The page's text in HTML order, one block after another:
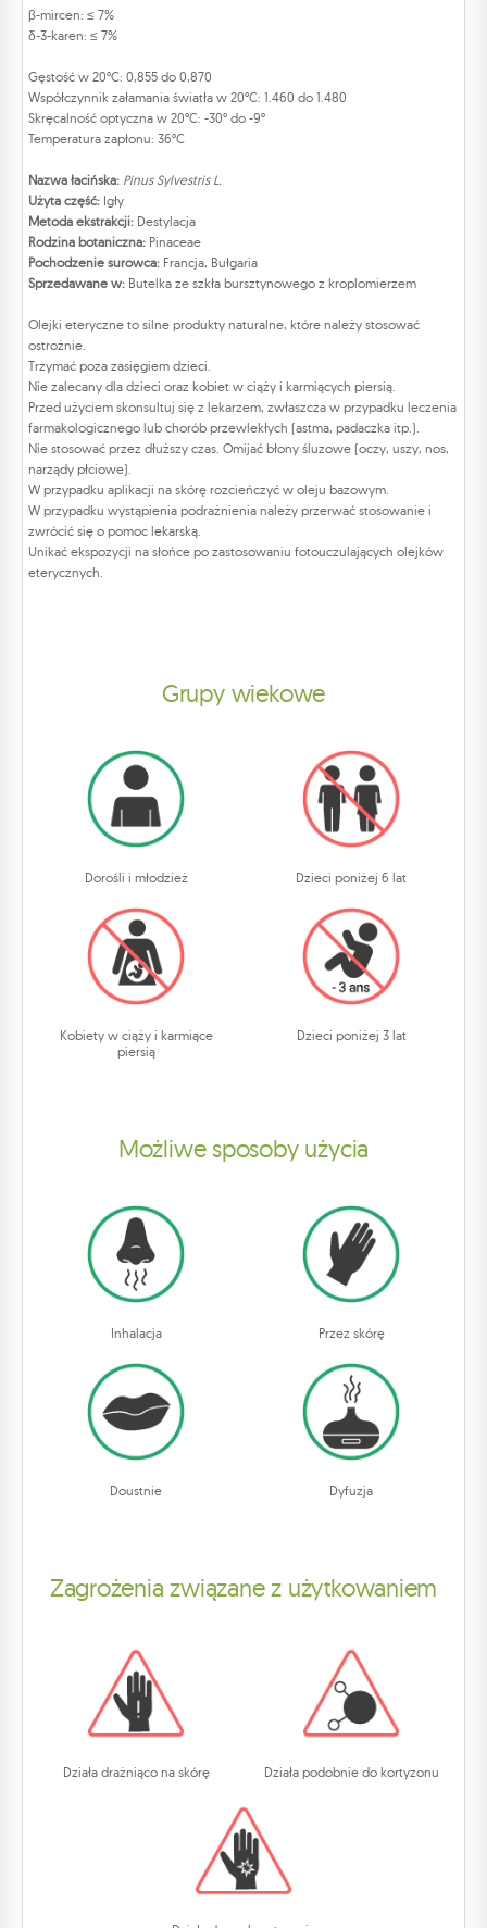
β-mircen: ≤ 7%
δ-3-karen: ≤ 7%
Gęstość w 20°C: 0,855 do 0,870
Współczynnik załamania światła w 20°C: 1.460 do 1.480
Skręcalność optyczna w 20°C: -30° do -9°
Temperatura zapłonu: 36°C
Nazwa łacińska: Pinus Sylvestris L.
Użyta część: Igły
Metoda ekstrakcji: Destylacja
Rodzina botaniczna: Pinaceae
Pochodzenie surowca: Francja, Bułgaria
Sprzedawane w: Butelka ze szkła bursztynowego z kroplomierzem
Olejki eteryczne to silne produkty naturalne, które należy stosować
ostrożnie.
Trzymać poza zasięgiem dzieci.
Nie zalecany dla dzieci oraz kobiet w ciąży i karmiących piersią.
Przed użyciem skonsultuj się z lekarzem, zwłaszcza w przypadku leczenia
farmakologicznego lub chorób przewlekłych (astma, padaczka itp.).
Nie stosować przez dłuższy czas. Omijać błony śluzowe (oczy, uszy, nos,
narządy płciowe).
W przypadku aplikacji na skórę rozcieńczyć w oleju bazowym.
W przypadku wystąpienia podrażnienia należy przerwać stosowanie i
zwrócić się o pomoc lekarską.
Unikać ekspozycji na słońce po zastosowaniu fotouczulających olejków
eterycznych.
Grupy wiekowe
Dorośli i młodzież Dzieci poniżej 6 lat
Kobiety w ciąży i karmiące
piersią
Dzieci poniżej 3 lat
Możliwe sposoby użycia
Inhalacja Przez skórę
Doustnie Dyfuzja
Zagrożenia związane z użytkowaniem
Działa drażniąco na skórę Działa podobnie do kortyzonu